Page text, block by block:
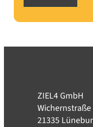
ZIEL4 GmbH
Wichernstraße
21335